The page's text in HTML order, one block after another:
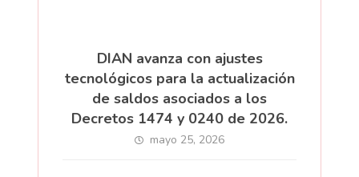
DIAN avanza con ajustes
tecnológicos para la actualización
de saldos asociados a los
Decretos 1474 y 0240 de 2026.
mayo 25, 2026